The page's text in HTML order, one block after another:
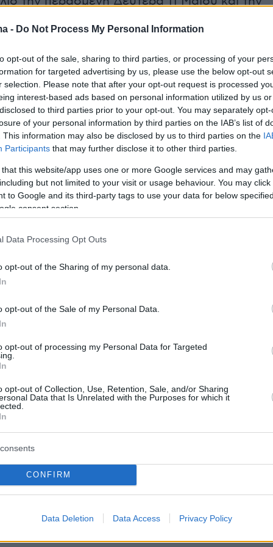
- Do Not Process My Personal Information
opt-out of the sale, sharing to third parties, or processing of your
for targeted advertising by us, please use the below opt-out
selection. Please note that after your opt-out request is processed
interest-based ads based on personal information utilized by us
to third parties prior to your opt-out. You may separately
of your personal information by third parties on the IAB’s list of
This information may also be disclosed by us to third parties on the
Participants that may further disclose it to other third parties.
that this website/app uses one or more Google services and may
but not limited to your visit or usage behaviour. You may
to Google and its third-party tags to use your data for below
consent section.
Data Processing Opt Outs
opt-out of the Sharing of my personal data.
opt-out of the Sale of my Personal Data.
opt-out of processing my Personal Data for Targeted
opt-out of Collection, Use, Retention, Sale, and/or Sharing
Data that Is Unrelated with the Purposes for which it
CONFIRM
Data Deletion Data Access Privacy Policy
την ειδοποίηση να προσέλθει η κα
και να πάρει αντίγραφα των φακέλων.
ότι δεν υπήρξε ανταπόκριση και η
την επόμενη ημέρα χωρίς
το απόγευμα της Τρίτης της επιδόθηκε
την συνεδρίαση της Επιτροπής
όπου και θα παραθέσει εξηγήσεις
πέντε δικογραφίες.
από τους σχετικούς φακέλους η κα
ελέγχεται για
δεδομένων, παραβίαση απορρήτου
σοβαρή διατάραξη λειτουργίας
απλή συνέργεια σε απόπειρα φθοράς
αναφορών δύο δικαστικών λειτουργών,
πράξεις αφενός της παράβασης των
άρθρου 38 παρ. 4 του ν. 4624/2019, περί
και του άρθρου 370Α παρ. 2 εδ. β΄
Κώδικα, σχετικά με την παραβίαση απορρήτου
και αφετέρου της παράβασης του
Ποινικού Κώδικα, σχετικά με τη διατάραξη
Μαρτίου 2026.